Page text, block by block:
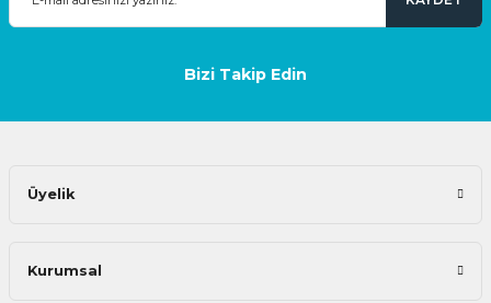
Bizi Takip Edin
Üyelik
Kurumsal